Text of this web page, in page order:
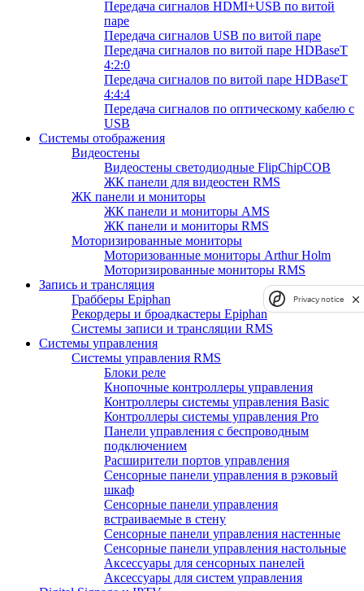
Передача сигналов HDMI+USB по витой
паре
Передача сигналов USB по витой паре
Передача сигналов по витой паре HDBaseT
4:2:0
Передача сигналов по витой паре HDBaseT
4:4:4
Передача сигналов по оптическому кабелю с
USB
Системы отображения
Видеостены
Видеостены светодиодные FlipChipCOB
ЖК панели для видеостен RMS
ЖК панели и мониторы
ЖК панели и мониторы AMS
ЖК панели и мониторы RMS
Моторизированные мониторы
Моторизованные мониторы Arthur Holm
Моторизированные мониторы RMS
Запись и трансляция
Грабберы Epiphan
Рекордеры и броадкастеры Epiphan
Системы записи и трансляции RMS
Системы управления
Системы управления RMS
Блоки реле
Кнопочные контроллеры управления
Контроллеры системы управления Basic
Контроллеры системы управления Pro
Панели управления с беспроводным
подключением
Расширители портов управления
Сенсорные панели управления в рэковый
шкаф
Сенсорные панели управления
встраиваемые в стену
Сенсорные панели управления настенные
Сенсорные панели управления настольные
Аксессуары для сенсорных панелей
Аксессуары для систем управления
Privacy notice